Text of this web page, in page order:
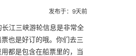
发布于：9天前
江三峡游轮信息是非常全
也是好订的哦。你们去三
都是包含在船票里的，当